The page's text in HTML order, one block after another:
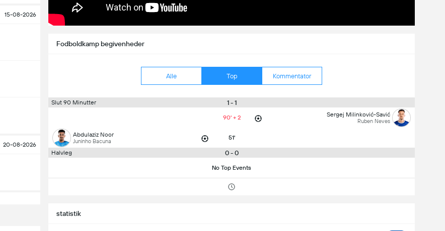
15-08-2026
20-08-2026
Fodboldkamp begivenheder
Alle Top Kommentator
Slut 90 Minutter 1 - 1
90' + 2 Sergej Milinković-Savić
Ruben Neves
Abdulaziz Noor
Juninho Bacuna 51'
Halvleg 0 - 0
No Top Events
statistik